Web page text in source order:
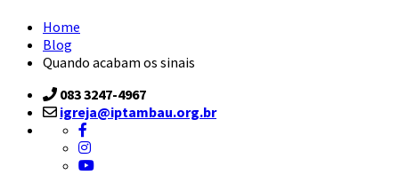
Home
Blog
Quando acabam os sinais
083 3247-4967
igreja@iptambau.org.br